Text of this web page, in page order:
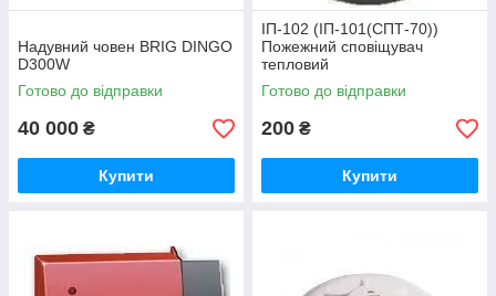
Надувний човен BRIG DINGO
D300W
Готово до відправки
40 000 ₴
Купити
ІП-102 (ІП-101(СПТ-70))
Пожежний сповіщувач
тепловий
Готово до відправки
200 ₴
Купити